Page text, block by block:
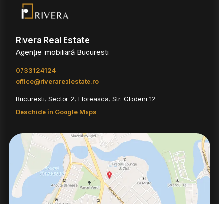
Rivera Real Estate
Agenție imobiliară Bucuresti
0733124124
office@riverarealestate.ro
Bucuresti, Sector 2, Floreasca, Str. Glodeni 12
Deschide în Google Maps